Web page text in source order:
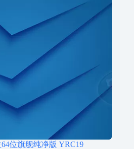
位旗舰纯净版 YRC19